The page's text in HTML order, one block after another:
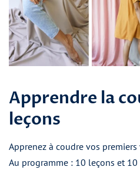
Apprendre la
leçons
Apprenez à coudre vos
Au programme : 10 leçons et